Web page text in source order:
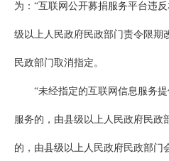
为：“互联网公开募捐服务平台违
级以上人民政府民政部门责令限期
民政部门取消指定。
“未经指定的互联网信息服务
服务的，由县级以上人民政府民政
的，由县级以上人民政府民政部门